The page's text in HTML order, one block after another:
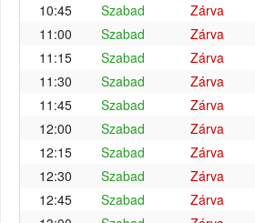
10:45
Szabad Zárva
11:00
Szabad Zárva
11:15
Szabad Zárva
11:30
Szabad Zárva
11:45
Szabad Zárva
12:00
Szabad Zárva
12:15
Szabad Zárva
12:30
Szabad Zárva
12:45
Szabad Zárva